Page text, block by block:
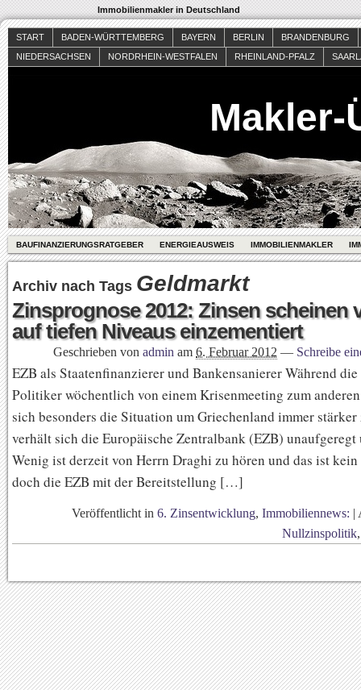
Immobilienmakler in Deutschland
START BADEN-WÜRTTEMBERG BAYERN BERLIN
BRANDENBURG
NIEDERSACHSEN
NORDRHEIN-WESTFALEN RHEINLAND-PFALZ
Makler-
BAUFINANZIERUNGSRATGEBER ENERGIEAUSWEIS IMMOBILIENMAKLER
Archiv nach Tags Geldmarkt
Zinsprognose 2012: Zinsen scheinen
auf tiefen Niveaus einzementiert
Geschrieben von admin am 6. Februar 2012 — Schreibe
EZB als Staatenfinanzierer und Bankensanierer Während
Politiker wöchentlich von einem Krisenmeeting zum
sich besonders die Situation um Griechenland immer
verhält sich die Europäische Zentralbank (EZB)
Wenig ist derzeit von Herrn Draghi zu hören und das ist
doch die EZB mit der Bereitstellung […]
Veröffentlicht in 6. Zinsentwicklung, Immobiliennews: |
Nullzinspolitik